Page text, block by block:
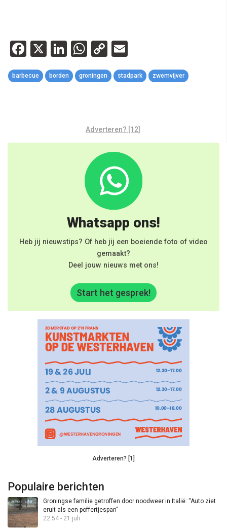
Facebook
X LinkedIn
WhatsApp
Copy
Link
barbecue borden groningen stadpark zwemvijver
Adverteren? [12]
Whatsapp ons!
Heb jij nieuwstips? Of heb jij een boeiende foto of video
gemaakt?
Deel jouw nieuws met ons!
Start het gesprek!
Adverteren? [1]
Populaire berichten
Groningse familie getroffen door noodweer in Italië: “Auto ziet
eruit als een poffertjespan”
22:54 - 21 juli